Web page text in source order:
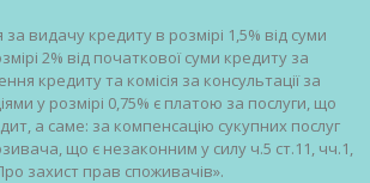
видачу кредиту в розмірі 1,5% від суми
2% від початкової суми кредиту за
кредиту та комісія за консультації за
у розмірі 0,75% є платою за послуги, що
а саме: за компенсацію сукупних послуг
що є незаконним у силу ч.5 ст.11, чч.1,
захист прав споживачів».